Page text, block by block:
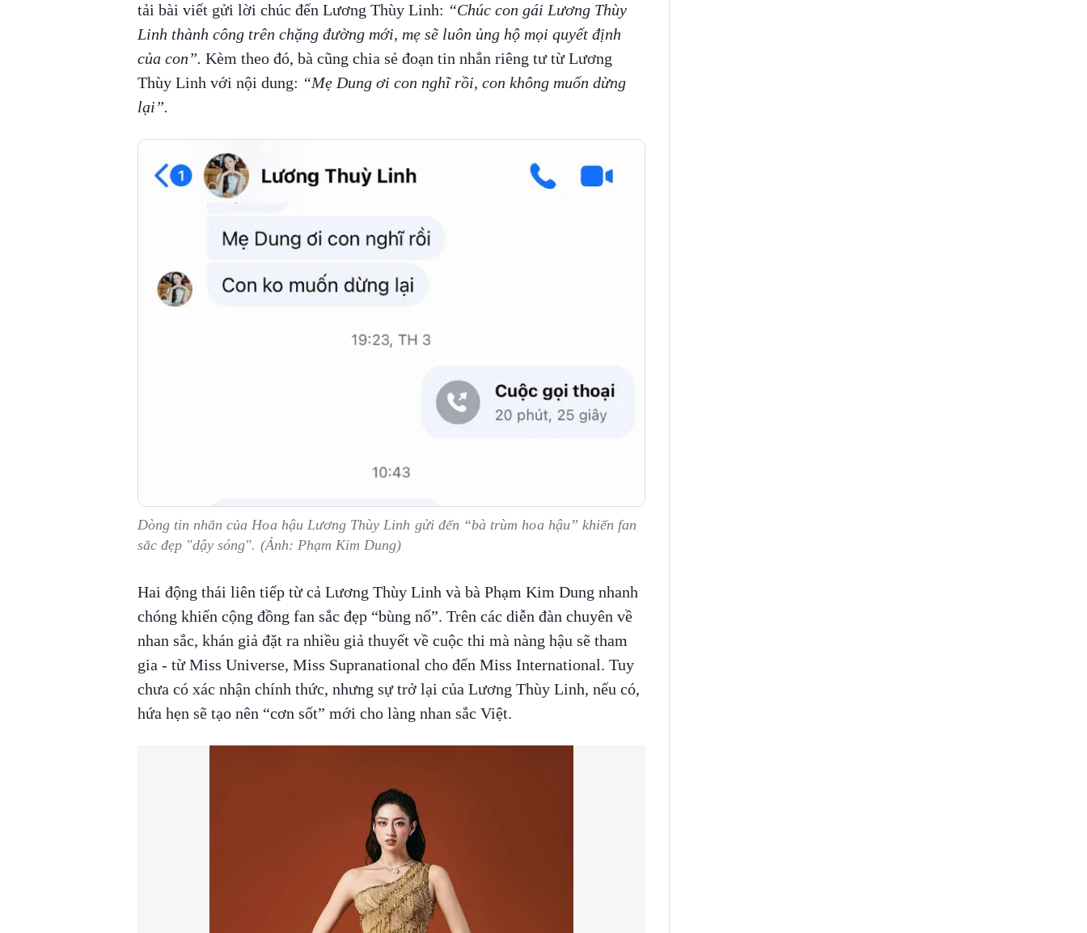
tải bài viết gửi lời chúc đến Lương Thùy Linh: “Chúc con gái Lương Thùy
Linh thành công trên chặng đường mới, mẹ sẽ luôn ủng hộ mọi quyết định
của con”. Kèm theo đó, bà cũng chia sẻ đoạn tin nhắn riêng tư từ Lương
Thùy Linh với nội dung: “Mẹ Dung ơi con nghĩ rồi, con không muốn dừng
lại”.
Dòng tin nhắn của Hoa hậu Lương Thùy Linh gửi đến “bà trùm hoa hậu” khiến fan
sắc đẹp "dậy sóng". (Ảnh: Phạm Kim Dung)
Hai động thái liên tiếp từ cả Lương Thùy Linh và bà Phạm Kim Dung nhanh
chóng khiến cộng đồng fan sắc đẹp “bùng nổ”. Trên các diễn đàn chuyên về
nhan sắc, khán giả đặt ra nhiều giả thuyết về cuộc thi mà nàng hậu sẽ tham
gia - từ Miss Universe, Miss Supranational cho đến Miss International. Tuy
chưa có xác nhận chính thức, nhưng sự trở lại của Lương Thùy Linh, nếu có,
hứa hẹn sẽ tạo nên “cơn sốt” mới cho làng nhan sắc Việt.